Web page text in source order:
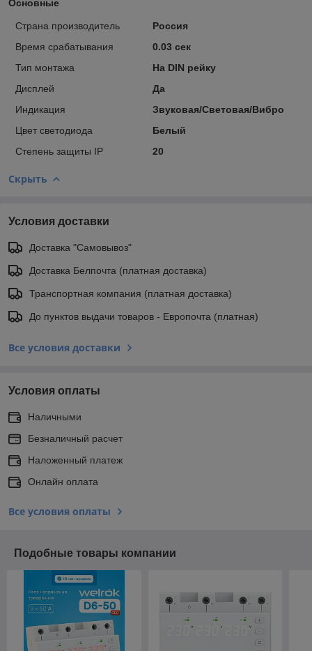
Основные
Страна производитель
Россия
Время срабатывания
0.03 сек
Тип монтажа
На DIN рейку
Дисплей
Да
Индикация
Звуковая/Световая/Вибро
Цвет светодиода
Белый
Степень защиты IP
20
Скрыть
Условия доставки
Доставка "Самовывоз"
Доставка Белпочта (платная доставка)
Транспортная компания (платная доставка)
До пунктов выдачи товаров - Европочта (платная)
Все условия доставки
Условия оплаты
Наличными
Безналичный расчет
Наложенный платеж
Онлайн оплата
Все условия оплаты
Подобные товары компании